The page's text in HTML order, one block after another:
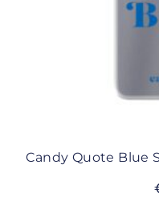
Candy Quote Blue